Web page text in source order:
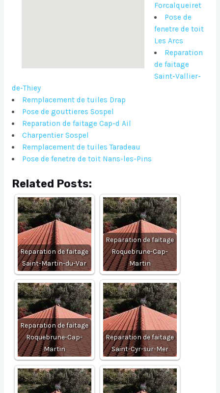
Forcalqueiret
Pose de
fenetre de toit
Les Arcs
Reparation
de faitage
Saint-Vallier-
de-Thiey
Remplacement de tuiles Drap
Pose de gouttieres Sospel
Reparation de faitage Cap-d Ail
Charpentier Sospel
Remplacement de tuiles Taradeau
Pose de fenetre de toit Nans-les-Pins
Related Posts:
Reparation de faitage
Saint-Martin-du-Var
Reparation de faitage
Roquebrune-Cap-
Martin
Reparation de faitage
Roquebrune-Cap-
Martin
Reparation de faitage
Saint-Cyr-sur-Mer